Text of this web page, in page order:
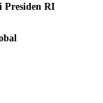
Presiden RI